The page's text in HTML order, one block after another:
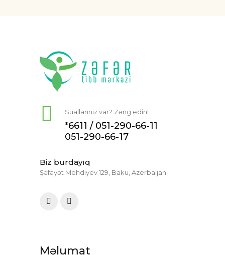
Suallarınız var? Zəng edin!
*6611 / 051-290-66-11
051-290-66-17
Biz burdayıq
Şəfayət Mehdiyev 129, Baku, Azerbaijan
Məlumat